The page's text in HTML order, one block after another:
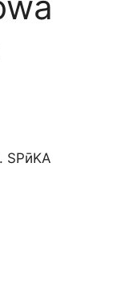
SPӣKA